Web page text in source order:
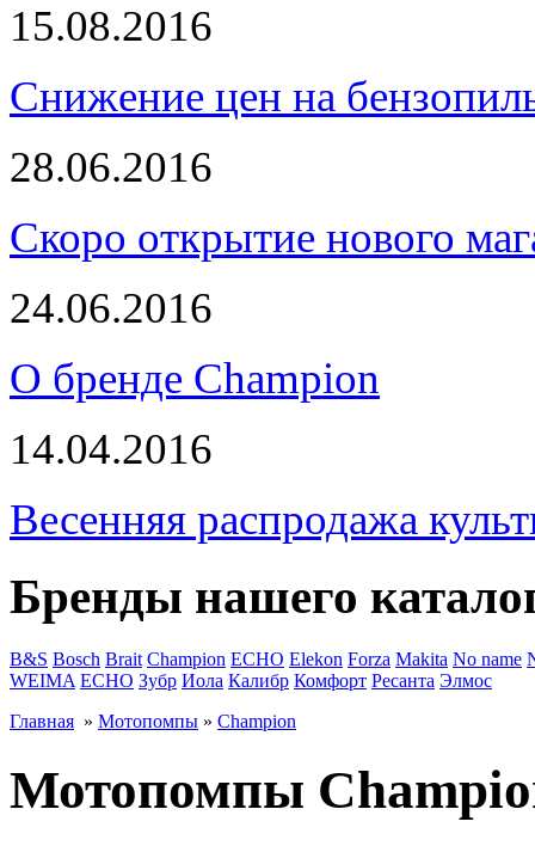
15.08.2016
Снижение цен на
28.06.2016
Скоро открытие нового
24.06.2016
О бренде Champion
14.04.2016
Весенняя распродажа
Бренды нашего
B&S Bosch Brait Champion ECHO Elekon Forza Makita No name
WEIMA ЕСНО Зубр Иола Калибр Комфорт Ресанта Элмос
Главная » Мотопомпы » Champion
Мотопомпы